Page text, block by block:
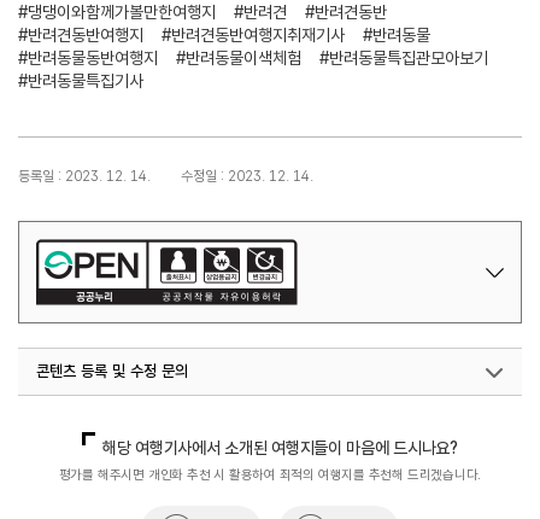
#댕댕이와함께가볼만한여행지
#반려견
#반려견동반
#반려견동반여행지
#반려견동반여행지취재기사
#반려동물
#반려동물동반여행지
#반려동물이색체험
#반려동물특집관모아보기
#반려동물특집기사
등록일 : 2023. 12. 14. 수정일 : 2023. 12. 14.
콘텐츠 등록 및 수정 문의
해당 여행기사에서 소개된 여행지들이 마음에 드시나요?
평가를 해주시면 개인화 추천 시 활용하여 최적의 여행지를 추천해 드리겠습니다.